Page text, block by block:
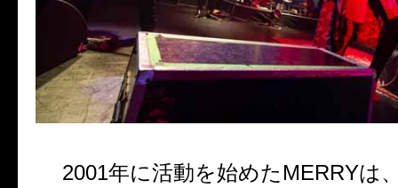
2001年に活動を始めた MERRYは